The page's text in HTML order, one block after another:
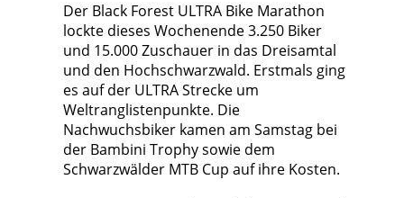
Der Black Forest ULTRA Bike Marathon
lockte dieses Wochenende 3.250 Biker
und 15.000 Zuschauer in das Dreisamtal
und den Hochschwarzwald. Erstmals ging
es auf der ULTRA Strecke um
Weltranglistenpunkte. Die
Nachwuchsbiker kamen am Samstag bei
der Bambini Trophy sowie dem
Schwarzwälder MTB Cup auf ihre Kosten.